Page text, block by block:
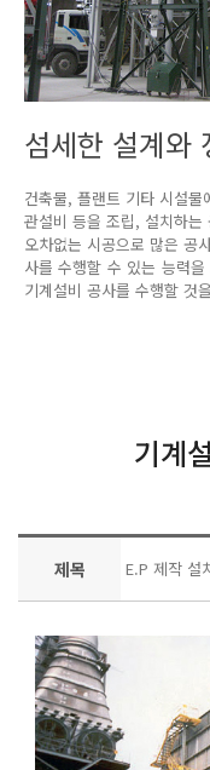
섬세한 설계와
건축물, 플랜트 기타 시설
관설비 등을 조립, 설치하
오차없는 시공으로 많은 공
사를 수행할 수 있는 능력
기계설비 공사를 수행할 것
기계
제목 E.P 제작 설